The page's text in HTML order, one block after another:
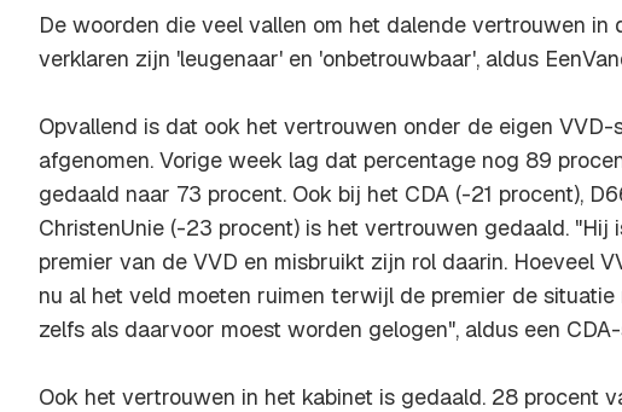
De woorden die veel vallen om het dalende vertrouwen in
verklaren zijn 'leugenaar' en 'onbetrouwbaar', aldus
Opvallend is dat ook het vertrouwen onder de eigen VVD-
afgenomen. Vorige week lag dat percentage nog 89
gedaald naar 73 procent. Ook bij het CDA (-21 procent),
ChristenUnie (-23 procent) is het vertrouwen gedaald. "Hij
premier van de VVD en misbruikt zijn rol daarin. Hoeveel
nu al het veld moeten ruimen terwijl de premier de situatie
zelfs als daarvoor moest worden gelogen", aldus een
Ook het vertrouwen in het kabinet is gedaald. 28 procent